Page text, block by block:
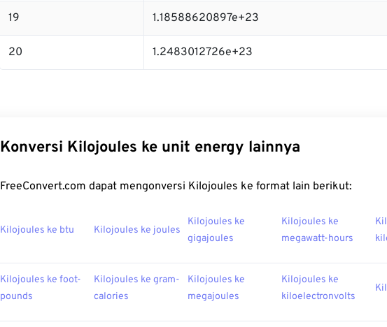
19 1.18588620897e+23
20 1.2483012726e+23
Konversi Kilojoules ke unit energy lainnya
FreeConvert.com dapat mengonversi Kilojoules ke format lain berikut:
Kilojoules ke btu Kilojoules ke joules
Kilojoules ke
gigajoules
Kilojoules ke
megawatt-hours
Kilojoules ke foot-
pounds
Kilojoules ke gram-
calories
Kilojoules ke
megajoules
Kilojoules ke
kiloelectronvolts